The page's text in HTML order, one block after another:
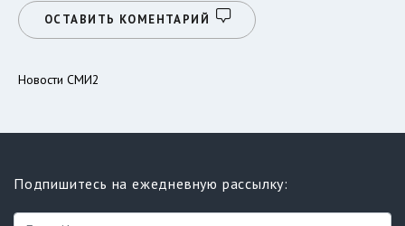
ОСТАВИТЬ КОМЕНТАРИЙ
Новости СМИ2
Подпишитесь на ежедневную рассылку: